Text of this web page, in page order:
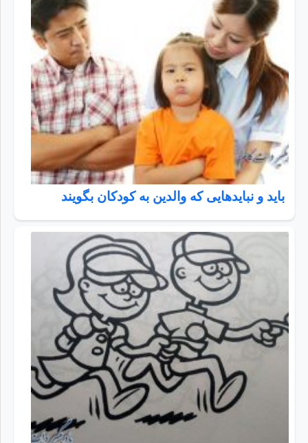
باید و نبایدهایی که والدین به کودکان بگویند